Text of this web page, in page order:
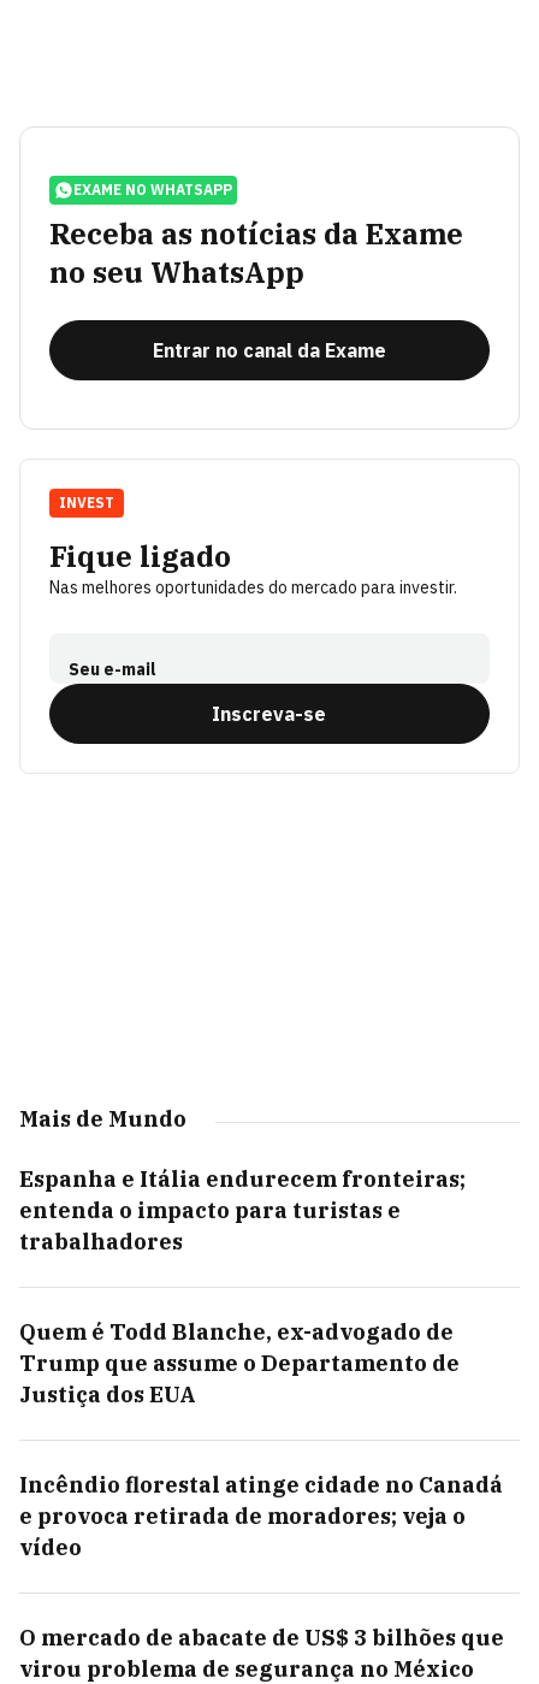
EXAME NO WHATSAPP
Receba as notícias da Exame
no seu WhatsApp
Entrar no canal da Exame
Fique ligado
Nas melhores oportunidades do mercado para investir.
Seu e-mail
Inscreva-se
INVEST
Mais de Mundo
Espanha e Itália endurecem fronteiras;
entenda o impacto para turistas e
trabalhadores
Quem é Todd Blanche, ex-advogado de
Trump que assume o Departamento de
Justiça dos EUA
Incêndio florestal atinge cidade no Canadá
e provoca retirada de moradores; veja o
vídeo
O mercado de abacate de US$ 3 bilhões que
virou problema de segurança no México